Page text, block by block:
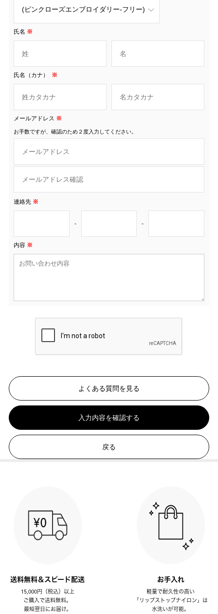
氏名 ※
氏名（カナ） ※
メールアドレス ※
お手数ですが、確認のため２度入力してください。
連絡先 ※
- -
内容 ※
よくある質問を見る
入力内容を確認する
戻る
送料無料＆スピード配送
15,000円（税込）以上
ご購入で送料無料。
最短翌日にお届け。
お手入れ
軽量で耐久性の高い
「リップストップナイロン」は
水洗いが可能。